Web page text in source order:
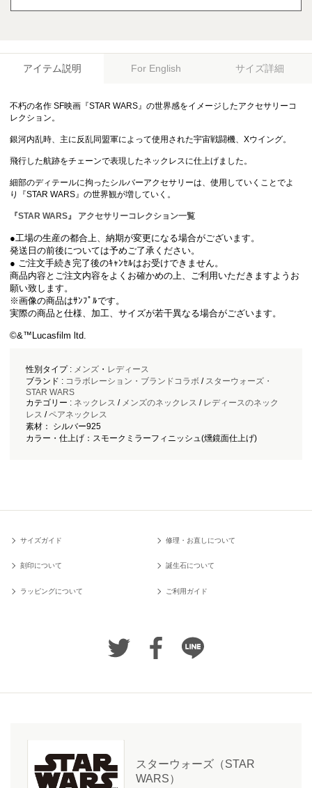
アイテム説明 For English サイズ詳細
不朽の名作 SF映画『STAR WARS』の世界感をイメージしたアクセサリーコ
レクション。
銀河内乱時、主に反乱同盟軍によって使用された宇宙戦闘機、Xウイング。
飛行した航跡をチェーンで表現したネックレスに仕上げました。
細部のディテールに拘ったシルバーアクセサリーは、使用していくことでよ
り『STAR WARS』の世界観が増していく。
『STAR WARS』 アクセサリーコレクション一覧
●工場の生産の都合上、納期が変更になる場合がございます。
発送日の前後については予めご了承ください。
● ご注文手続き完了後のｷｬﾝｾﾙはお受けできません。
商品内容とご注文内容をよくお確かめの上、ご利用いただきますようお
願い致します。
※画像の商品はｻﾝﾌﾟﾙです。
実際の商品と仕様、加工、サイズが若干異なる場合がございます。
©&™Lucasfilm ltd.
性別タイプ : メンズ・ レディース
ブランド : コラボレーション・ブランドコラボ/ スターウォーズ・
STAR WARS
カテゴリー : ネックレス / メンズのネックレス / レディースのネック
レス /ペアネックレス
素材： シルバー925
カラー・仕上げ：スモークミラーフィニッシュ(燻鏡面仕上げ)
サイズガイド 修理・お直しについて
刻印について 誕生石について
ラッピングについて ご利用ガイド
スターウォーズ（STAR
WARS）